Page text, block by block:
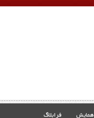
همایش فرابلاگ